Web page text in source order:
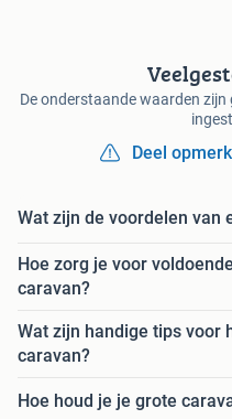
De onderstaande waarden
Deel
Wat zijn de voordelen van
Hoe zorg je voor
caravan?
Wat zijn handige tips voor
caravan?
Hoe houd je je grote